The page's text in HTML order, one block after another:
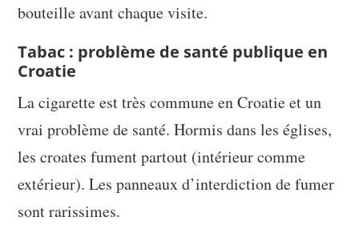
bouteille avant chaque visite.
Tabac : problème de santé publique en
Croatie
La cigarette est très commune en Croatie et un
vrai problème de santé. Hormis dans les églises,
les croates fument partout (intérieur comme
extérieur). Les panneaux d’interdiction de fumer
sont rarissimes.